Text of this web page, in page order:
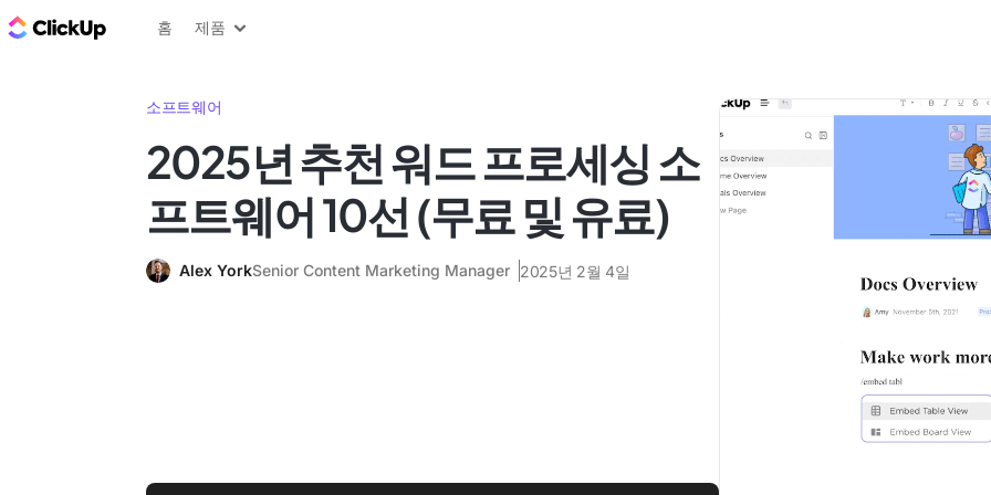
ClickUp 블로그
홈 제품
소프트웨어
2025년 추천 워드 프로세싱 소
프트웨어 10선 (무료 및 유료)
Alex YorkSenior Content Marketing Manager 2025년 2월 4일